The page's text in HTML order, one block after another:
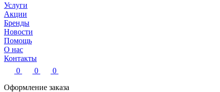
Услуги
Акции
Бренды
Новости
Помощь
О нас
Контакты
0
0
0
Оформление заказа